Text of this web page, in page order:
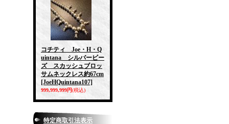
コチティ Joe・H・Q
uintana シルバービー
ズ スカッシュブロッ
サムネックレス約67cm
[JoeHQuintana107]
999,999,999円(税込)
特定商取引法表示